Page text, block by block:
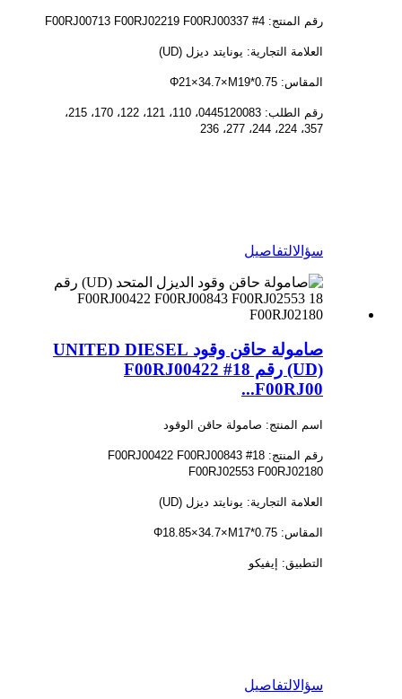
رقم المنتج: 4# F00RJ00713 F00RJ02219 F00RJ00337
العلامة التجارية: يونايتد ديزل (UD)
المقاس: Φ21×34.7×M19*0.75
رقم الطلب: 0445120083، 110، 121، 122، 170، 215،
357، 224، 244، 277، 236
سؤالالتفاصيل
صامولة حاقن وقود UNITED DIESEL
(UD) رقم 18# F00RJ00422
F00RJ00...
اسم المنتج: صامولة حاقن الوقود
رقم المنتج: 18# F00RJ00422 F00RJ00843
F00RJ02553 F00RJ02180
العلامة التجارية: يونايتد ديزل (UD)
المقاس: Φ18.85×34.7×M17*0.75
التطبيق: إيفيكو
سؤالالتفاصيل